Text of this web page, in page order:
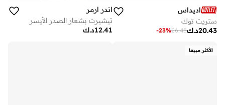
اديداس
ستريت توك
د.ك20.43
26.45
-23%
اندر ارمر
تيشيرت بشعار الصدر الأيسر
د.ك12.41
الأكثر مبيعا